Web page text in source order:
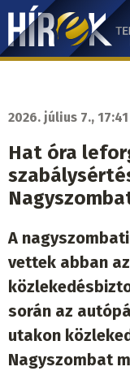
Ugrás
tartalomra
Hírek.sk
navigáció
2026. július 7., 17:41
Hat óra
A
vettek abban
során az
utakon
Nagyszombat